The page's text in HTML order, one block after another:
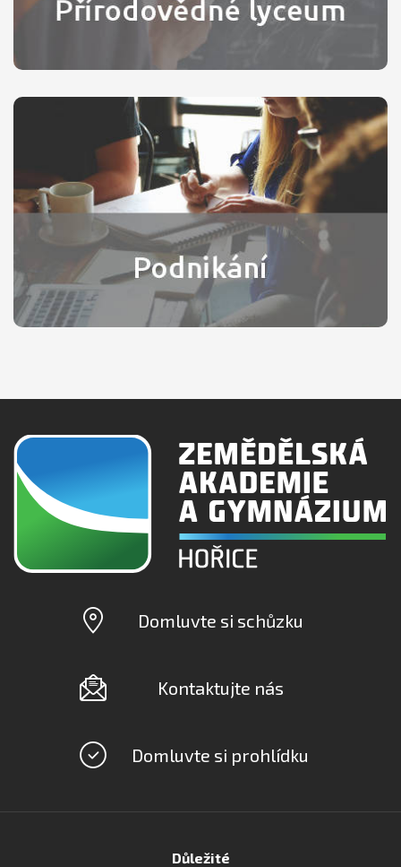
Podnikání
64-41-L/51
Dvouletá nadstavba s maturitou pro chlapce i dívky
s ukončeným odborným vzděláním a výučním
listem.
Domluvte si schůzku
Kontaktujte nás
Domluvte si prohlídku
Důležité